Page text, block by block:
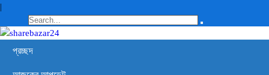
|
প্রচ্ছদ